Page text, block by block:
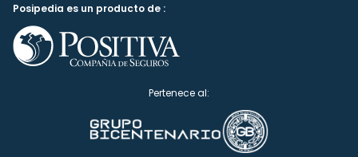
Posipedia es un producto de :
Pertenece al: